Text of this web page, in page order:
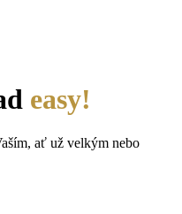
easy!
ať už velkým nebo